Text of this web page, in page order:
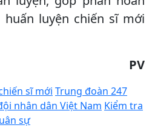
luyện chiến sĩ mới
PV
sĩ mới Trung đoàn 247
nhân dân Việt Nam Kiểm tra
sự